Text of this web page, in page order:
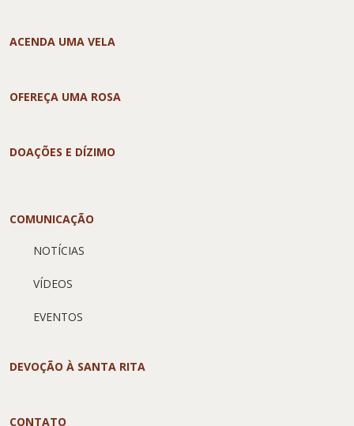
ACENDA UMA VELA
OFEREÇA UMA ROSA
DOAÇÕES E DÍZIMO
COMUNICAÇÃO
NOTÍCIAS
VÍDEOS
EVENTOS
DEVOÇÃO À SANTA RITA
CONTATO